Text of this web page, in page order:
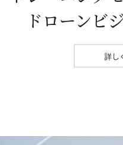
ドローンビ
詳し